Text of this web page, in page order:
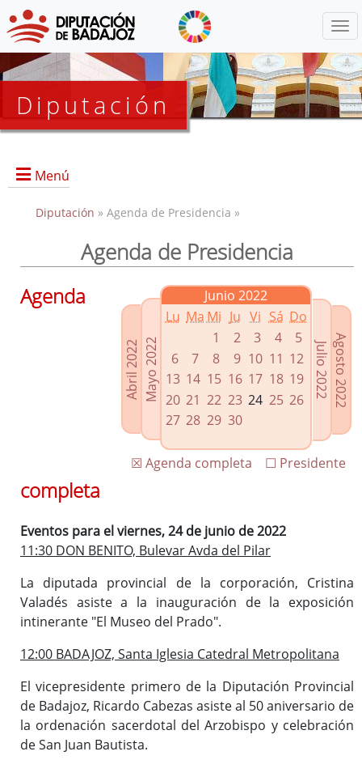
Diputación
Menú
Presidencia
Grupos Políticos
Enlaces relacionados
Agenda de Presidencia
Plenos provinciales y Juntas de gobierno
Oficina de Proyectos Europeos
Diputación » Agenda de Presidencia »
Agenda de Presidencia
Abril 2022Mayo 2022
Junio 2022
Lu Ma Mi Ju Vi Sá Do
1
2 3 4
5
6
7 8 9 10 11 12
13 14 15 16 17 18 19
20 21 22 23 24 25 26
27 28 29 30
Agosto 2022
Julio 2022
☐ Presidente
☒ Agenda completa
Agenda
completa
Eventos para el viernes, 24 de junio de 2022
11:30 DON BENITO, Bulevar Avda del Pilar
La diputada provincial de la corporación, Cristina
Valadés asiste a la inauguración de la exposición
intinerante "El Museo del Prado".
12:00 BADAJOZ, Santa Iglesia Catedral Metropolitana
El vicepresidente primero de la Diputación Provincial
de Badajoz, Ricardo Cabezas asiste al 50 aniversario de
la ordenación sacerdotal del Arzobispo y celebración
de San Juan Bautista.